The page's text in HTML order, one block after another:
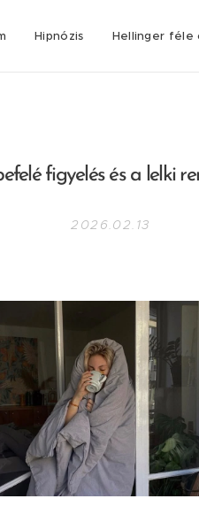
Hipnózis Hellinger féle
figyelés és a lelki
2026.02.13